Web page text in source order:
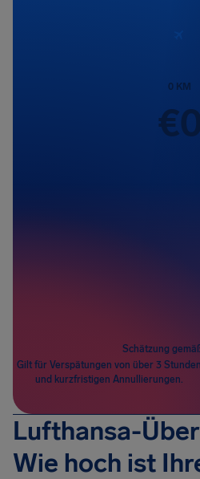
0KM
€
Schätzung
Gilt für Verspätungen von über 3 Stunden
und kurzfristigen Annullierungen.
Lufthansa-
Wie hoch ist